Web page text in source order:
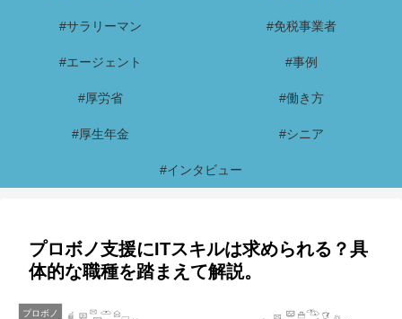
#サラリーマン #免税事業者
#エージェント #事例
#厚労省 #働き方
#厚生年金 #シニア
#インタビュー
プロボノ支援にITスキルは求められる？具
体的な職種を踏まえて解説。
プロボノ